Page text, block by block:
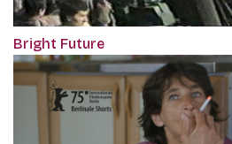
Bright Future